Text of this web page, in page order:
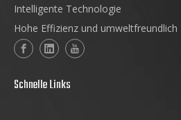
Intelligente Technologie
Hohe Effizienz und umweltfreundlich
Schnelle Links